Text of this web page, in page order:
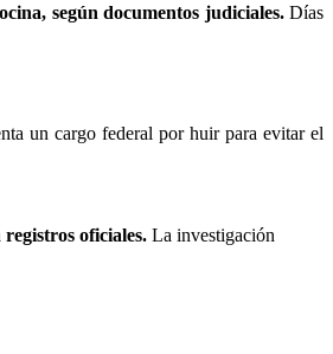
según documentos judiciales.Días
un cargo federal por huir para evitar el
oficiales. La investigación